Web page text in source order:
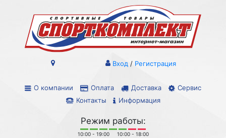
О компании Оплата Доставка
Сервис
Контакты
Информация
Вход / Регистрация
Режим работы:
10:00 - 19:00 10:00 - 18:00